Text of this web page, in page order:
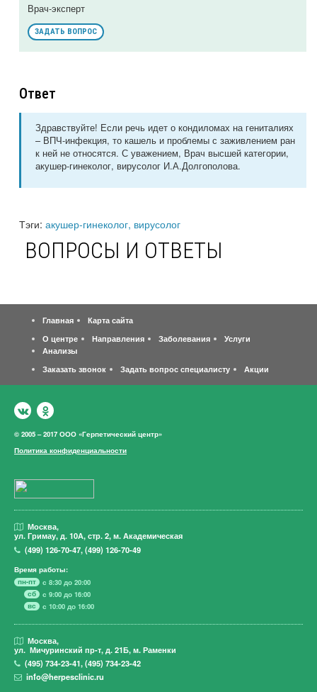
Врач-эксперт
ЗАДАТЬ ВОПРОС
Ответ
Здравствуйте! Если речь идет о кондиломах на гениталиях
– ВПЧ-инфекция, то кашель и проблемы с заживлением ран
к ней не относятся. С уважением, Врач высшей категории,
акушер-гинеколог, вирусолог И.А.Долгополова.
Тэги: акушер-гинеколог, вирусолог
ВОПРОСЫ И ОТВЕТЫ
Главная
Карта сайта
О центре
Направления Заболевания
Услуги
Анализы
Заказать звонок
Задать вопрос специалисту Акции
© 2005 – 2017 ООО «Герпетический центр»
Политика конфиденциальности
Москва,
ул. Гримау,д. 10А, стр. 2, м. Академическая
(499)126-70-47,(499)126-70-49
Время работы:
пн-пт
с 8:30 до 20:00
сб
с 9:00 до 16:00
вс
с 10:00 до 16:00
Москва,
ул. Мичуринский пр-т, д. 21Б, м. Раменки
(495)734-23-41,(495)734-23-42
info@herpesclinic.ru